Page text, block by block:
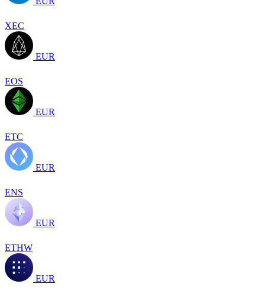
XEC
EUR
EOS
EUR
ETC
EUR
ENS
EUR
ETHW
EUR